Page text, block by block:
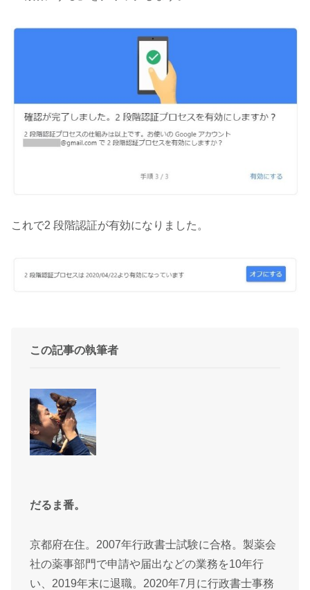
これで2 段階認証が有効になりました。
この記事の執筆者
だるま番。
京都府在住。2007年行政書士試験に合格。製薬会
社の薬事部門で申請や届出などの業務を10年行
い、2019年末に退職。2020年7月に行政書士事務